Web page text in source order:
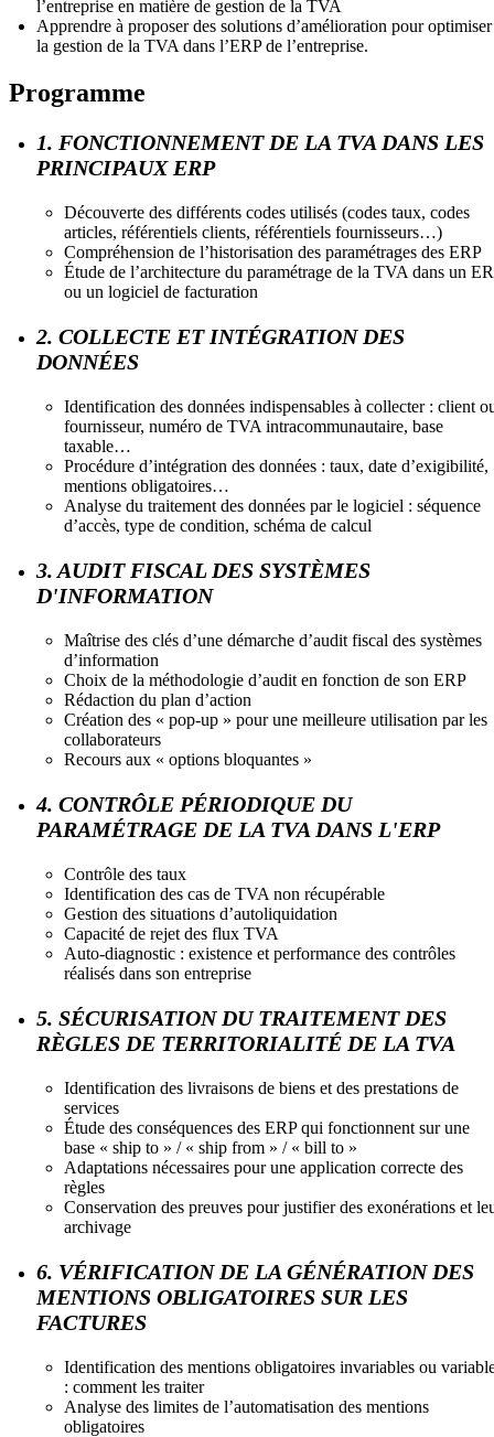
l’entreprise en matière de gestion de la TVA
Apprendre à proposer des solutions d’amélioration pour optimiser
la gestion de la TVA dans l’ERP de l’entreprise.
Programme
1. FONCTIONNEMENT DE LA TVA DANS LES
PRINCIPAUX ERP
Découverte des différents codes utilisés (codes taux, codes
articles, référentiels clients, référentiels fournisseurs…)
Compréhension de l’historisation des paramétrages des ERP
Étude de l’architecture du paramétrage de la TVA dans un
ou un logiciel de facturation
2. COLLECTE ET INTÉGRATION DES
DONNÉES
Identification des données indispensables à collecter : client
fournisseur, numéro de TVA intracommunautaire, base
taxable…
Procédure d’intégration des données : taux, date d’exigibilité,
mentions obligatoires…
Analyse du traitement des données par le logiciel : séquence
d’accès, type de condition, schéma de calcul
3. AUDIT FISCAL DES SYSTÈMES
D'INFORMATION
Maîtrise des clés d’une démarche d’audit fiscal des systèmes
d’information
Choix de la méthodologie d’audit en fonction de son ERP
Rédaction du plan d’action
Création des « pop-up » pour une meilleure utilisation par les
collaborateurs
Recours aux « options bloquantes »
4. CONTRÔLE PÉRIODIQUE DU
PARAMÉTRAGE DE LA TVA DANS L'ERP
Contrôle des taux
Identification des cas de TVA non récupérable
Gestion des situations d’autoliquidation
Capacité de rejet des flux TVA
Auto-diagnostic : existence et performance des contrôles
réalisés dans son entreprise
5. SÉCURISATION DU TRAITEMENT DES
RÈGLES DE TERRITORIALITÉ DE LA TVA
Identification des livraisons de biens et des prestations de
services
Étude des conséquences des ERP qui fonctionnent sur une
base « ship to » / « ship from » / « bill to »
Adaptations nécessaires pour une application correcte des
règles
Conservation des preuves pour justifier des exonérations et
archivage
6. VÉRIFICATION DE LA GÉNÉRATION DES
MENTIONS OBLIGATOIRES SUR LES
FACTURES
Identification des mentions obligatoires invariables ou
: comment les traiter
Analyse des limites de l’automatisation des mentions
obligatoires